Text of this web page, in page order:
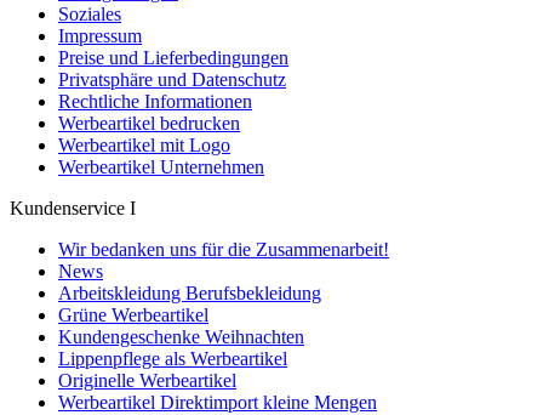
Soziales
Impressum
Preise und Lieferbedingungen
Privatsphäre und Datenschutz
Rechtliche Informationen
Werbeartikel bedrucken
Werbeartikel mit Logo
Werbeartikel Unternehmen
Kundenservice I
Wir bedanken uns für die Zusammenarbeit!
News
Arbeitskleidung Berufsbekleidung
Grüne Werbeartikel
Kundengeschenke Weihnachten
Lippenpflege als Werbeartikel
Originelle Werbeartikel
Werbeartikel Direktimport kleine Mengen